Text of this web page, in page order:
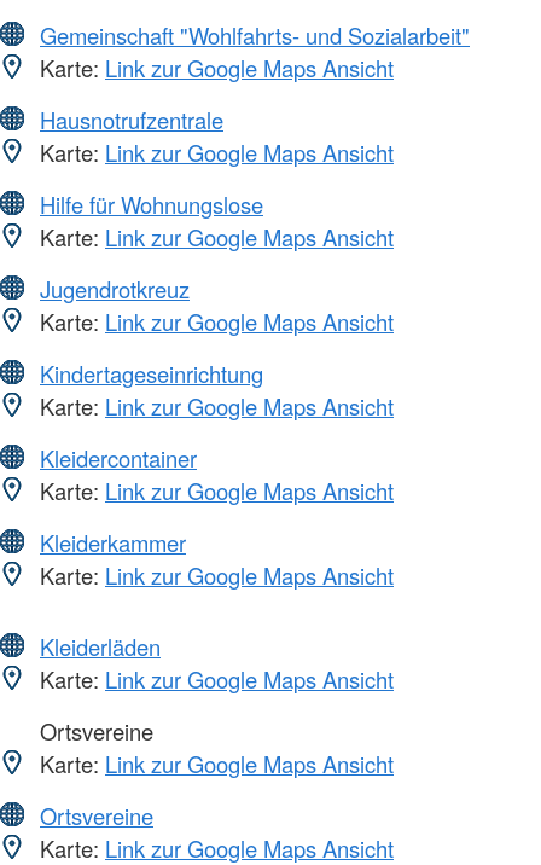
Gemeinschaft "Wohlfahrts- und Sozialarbeit"
Karte: Link zur Google Maps Ansicht
Hausnotrufzentrale
Karte: Link zur Google Maps Ansicht
Hilfe für Wohnungslose
Karte: Link zur Google Maps Ansicht
Jugendrotkreuz
Karte: Link zur Google Maps Ansicht
Kindertageseinrichtung
Karte: Link zur Google Maps Ansicht
Kleidercontainer
Karte: Link zur Google Maps Ansicht
Kleiderkammer
Karte: Link zur Google Maps Ansicht
Kleiderläden
Karte: Link zur Google Maps Ansicht
Ortsvereine
Karte: Link zur Google Maps Ansicht
Ortsvereine
Karte: Link zur Google Maps Ansicht